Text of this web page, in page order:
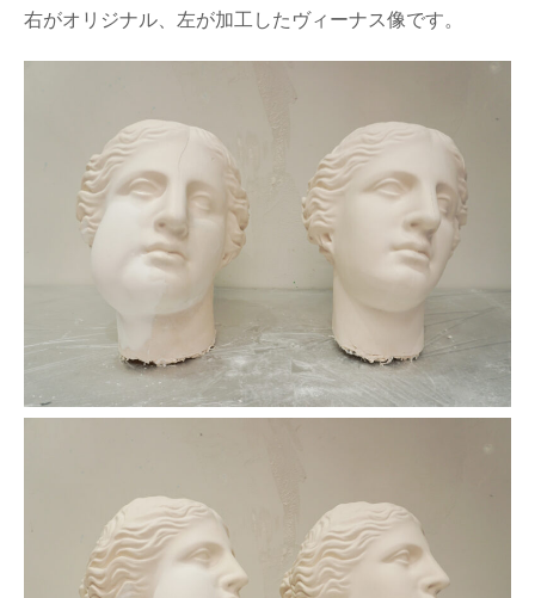
右がオリジナル、左が加工したヴィーナス像です。